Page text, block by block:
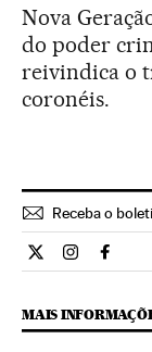
Nova
do poder
reivindica o
coronéis.
Receba o
Internacional
MAIS